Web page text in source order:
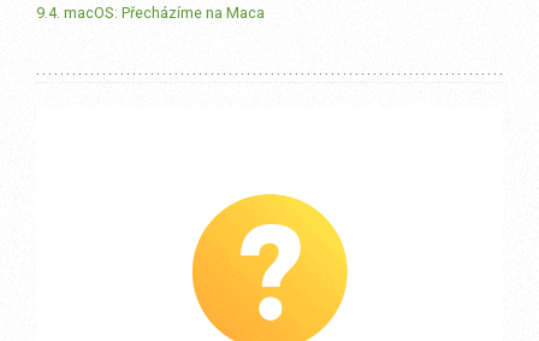
9.4. macOS: Přecházíme na Maca